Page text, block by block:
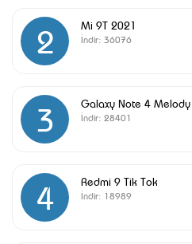
2 Mi 9T 2021
İndir: 36076
3 Galaxy Note 4 Melody
İndir: 28401
4 Redmi 9 Tik Tok
İndir: 18989